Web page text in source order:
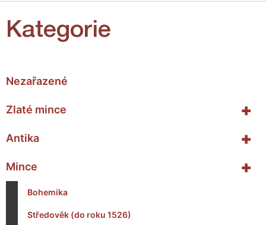
Kategorie
Nezařazené
+
Zlaté mince
+
Antika
+
Mince
Bohemika
Středověk (do roku 1526)